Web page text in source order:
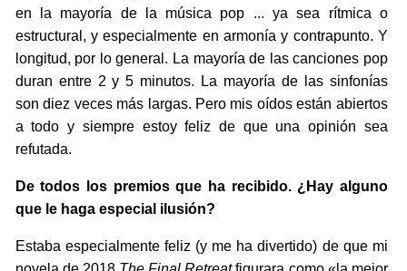
en la mayoría de la música pop ... ya sea rítmica o
estructural, y especialmente en armonía y contrapunto. Y
longitud, por lo general. La mayoría de las canciones pop
duran entre 2 y 5 minutos. La mayoría de las sinfonías
son diez veces más largas. Pero mis oídos están abiertos
a todo y siempre estoy feliz de que una opinión sea
refutada.
De todos los premios que ha recibido. ¿Hay alguno
que le haga especial ilusión?
Estaba especialmente feliz (y me ha divertido) de que mi